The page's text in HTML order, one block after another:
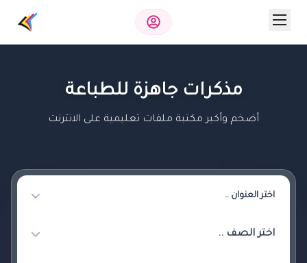
مذكرات جاهزة للطباعة
أضخم وأكبر مكتبة ملفات تعليمية على الانترنت